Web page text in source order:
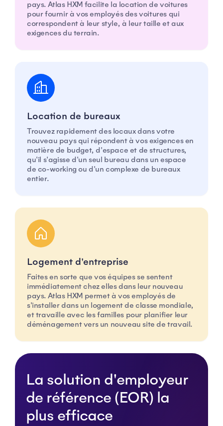
pays. Atlas HXM facilite la location de voitures
pour fournir à vos employés des voitures qui
correspondent à leur style, à leur taille et aux
exigences du terrain.
Location de bureaux
Trouvez rapidement des locaux dans votre
nouveau pays qui répondent à vos exigences en
matière de budget, d'espace et de structures,
qu'il s'agisse d'un seul bureau dans un espace
de co-working ou d'un complexe de bureaux
entier.
Logement d'entreprise
Faites en sorte que vos équipes se sentent
immédiatement chez elles dans leur nouveau
pays. Atlas HXM permet à vos employés de
s'installer dans un logement de classe mondiale,
et travaille avec les familles pour planifier leur
déménagement vers un nouveau site de travail.
La solution d'employeur
de référence (EOR) la
plus efficace